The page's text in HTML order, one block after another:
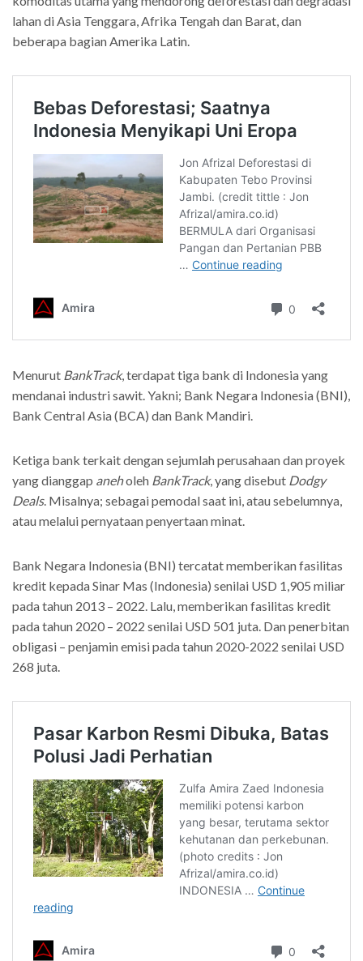
lahan di Asia Tenggara, Afrika Tengah dan Barat, dan
beberapa bagian Amerika Latin.
Menurut BankTrack, terdapat tiga bank di Indonesia yang
mendanai industri sawit. Yakni; Bank Negara Indonesia (BNI),
Bank Central Asia (BCA) dan Bank Mandiri.
Ketiga bank terkait dengan sejumlah perusahaan dan proyek
yang dianggap aneholeh BankTrack, yang disebut Dodgy
Deals. Misalnya; sebagai pemodal saat ini, atau sebelumnya,
atau melalui pernyataan penyertaan minat.
Bank Negara Indonesia (BNI) tercatat memberikan fasilitas
kredit kepada Sinar Mas (Indonesia) senilai USD 1,905 miliar
pada tahun 2013 – 2022. Lalu, memberikan fasilitas kredit
pada tahun 2020 – 2022 senilai USD 501 juta. Dan penerbitan
obligasi – penjamin emisi pada tahun 2020-2022 senilai USD
268 juta.